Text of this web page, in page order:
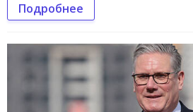
Подробнее